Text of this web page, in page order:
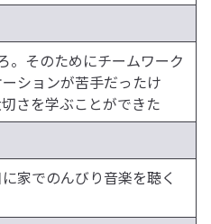
。そのためにチームワーク
ションが苦手だったけ
さを学ぶことができた
家でのんびり音楽を聴く